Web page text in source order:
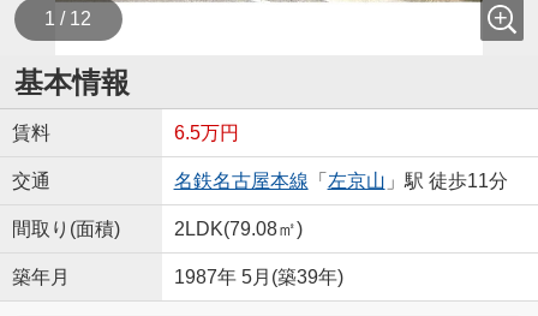
1 / 12
基本情報
賃料 6.5万円
交通 名鉄名古屋本線 「 左京山 」駅 徒歩11分
間取り(面積) 2LDK(79.08㎡)
築年月 1987年 5月(築39年)